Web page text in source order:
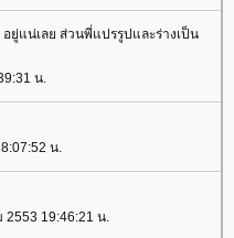
ยู่แน่เลย ส่วนพี่แปรรูปและร่างเป็น
น.
น.
19:46:21 น.